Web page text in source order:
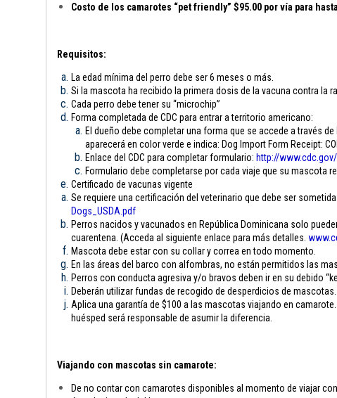
Costo de los camarotes “pet friendly” $95.00 por vía para
Requisitos:
La edad mínima del perro debe ser 6 meses o más.
Si la mascota ha recibido la primera dosis de la vacuna contra la
Cada perro debe tener su “microchip”
Forma completada de CDC para entrar a territorio americano:
El dueño debe completar una forma que se accede a través
aparecerá en color verde e indica: Dog Import Form Receipt:
Enlace del CDC para completar formulario: http://www.cdc.
Formulario debe completarse por cada viaje que su mascota
Certificado de vacunas vigente
Se requiere una certificación del veterinario que debe ser
Dogs_USDA.pdf
Perros nacidos y vacunados en República Dominicana solo
cuarentena. (Acceda al siguiente enlace para más detalles.
Mascota debe estar con su collar y correa en todo momento.
En las áreas del barco con alfombras, no están permitidos las
Perros con conducta agresiva y/o bravos deben ir en su debido
Deberán utilizar fundas de recogido de desperdicios de mascotas.
Aplica una garantía de $100 a las mascotas viajando en
huésped será responsable de asumir la diferencia.
Viajando con mascotas sin camarote:
De no contar con camarotes disponibles al momento de viajar